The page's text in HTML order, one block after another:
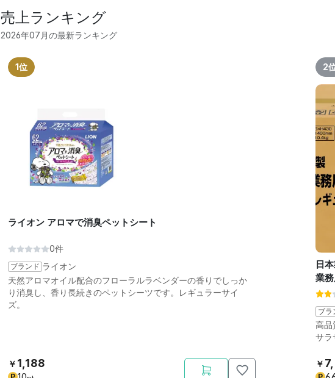
売上ランキング
2026年07月の最新ランキング
1位
ライオン アロマで消臭ペットシート
0件
ブランド ライオン
天然アロマオイル配合のフローラルラベンダーの香りでしっか
り消臭し、香り長続きのペットシーツです。レギュラーサイ
ズ。
￥ 1,188
2
日
業
ブラ
高品
サラ
￥